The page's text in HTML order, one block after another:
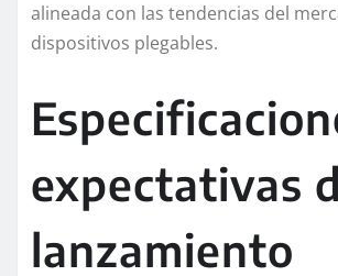
alineada con las tendencias del
dispositivos plegables.
expectativas
lanzamiento